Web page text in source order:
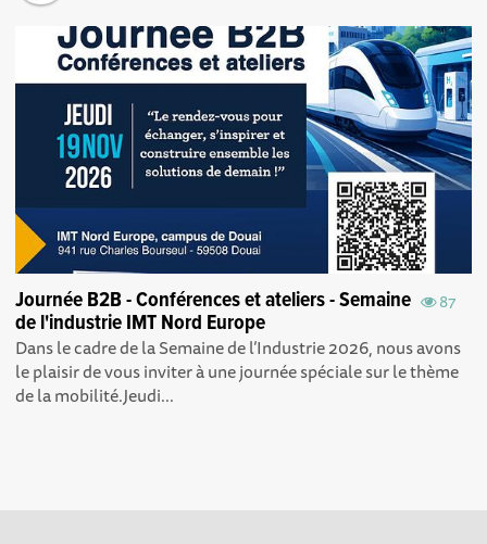
87
Journée B2B - Conférences et ateliers - Semaine
de l'industrie IMT Nord Europe
Dans le cadre de la Semaine de l’Industrie 2026, nous avons
le plaisir de vous inviter à une journée spéciale sur le thème
de la mobilité.Jeudi...